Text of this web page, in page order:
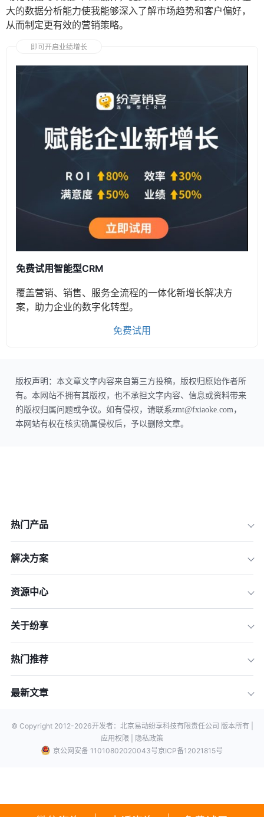
大的数据分析能力使我能够深入了解市场趋势和客户偏好，
从而制定更有效的营销策略。
即可开启业绩增长
免费试用智能型CRM
覆盖营销、销售、服务全流程的一体化新增长解决方
案，助力企业的数字化转型。
免费试用
版权声明：本文章文字内容来自第三方投稿，版权归原始作者所
有。本网站不拥有其版权，也不承担文字内容、信息或资料带来
的版权归属问题或争议。如有侵权，请联系zmt@fxiaoke.com，
本网站有权在核实确属侵权后，予以删除文章。
热门产品
解决方案
资源中心
关于纷享
热门推荐
最新文章
© Copyright 2012-2026开发者：北京易动纷享科技有限责任公司 版本所有 |
应用权限 |
隐私政策
京公网安备 11010802020043号京ICP备12021815号